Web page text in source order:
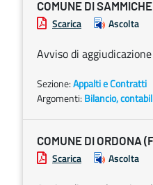
COMUNE DI
Scarica Ascolta
Avviso di
Sezione:Appalti e Contratti
Argomenti: Bilancio,
COMUNE DI ORDONA
Scarica Ascolta